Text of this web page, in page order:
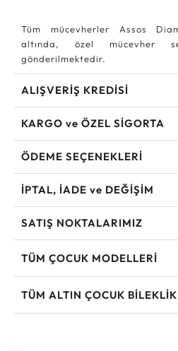
Tüm mücevherler Assos
altında, özel mücevher
gönderilmektedir.
ALIŞVERİŞ KREDİSİ
KARGO ve ÖZEL SİGORTA
ÖDEME SEÇENEKLERİ
İPTAL, İADE ve DEĞİŞİM
SATIŞ NOKTALARIMIZ
TÜM ÇOCUK MODELLERI
TÜM ALTIN ÇOCUK